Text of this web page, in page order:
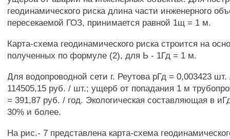
геодинамического риска длина части инженерного
пересекаемой ГОЗ, принимается равной 1щ = 1 м.
Карта-схема геодинамического риска строится на
полученных по формуле (2), для Ь - 1Гд = 1 м.
Для водопроводной сети г. Реутова рГд = 0,003423
114505,15 руб. / шт.; ущерб от попадания 1 м
= 391,87 руб. / год. Экологическая составляющая в
30% и более.
На рис.- 7 представлена карта-схема